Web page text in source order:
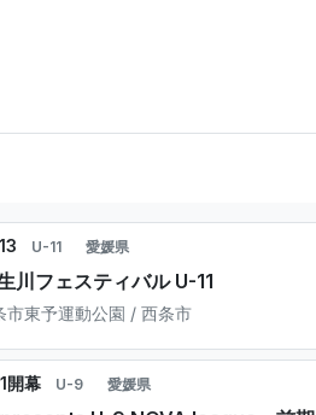
U-11 愛媛県
川フェスティバル U-11
市東予運動公園 / 西条市
開幕 U-9 愛媛県